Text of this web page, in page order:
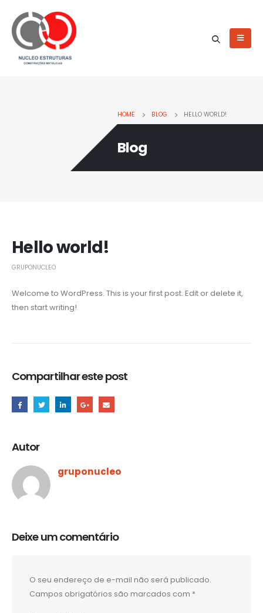
HOME BLOG HELLO WORLD!
Blog
Hello world!
GRUPONUCLEO
Welcome to WordPress. This is your first post. Edit or delete it,
then start writing!
Compartilhar este post
Autor
gruponucleo
Deixe um comentário
O seu endereço de e-mail não será publicado.
Campos obrigatórios são marcados com *